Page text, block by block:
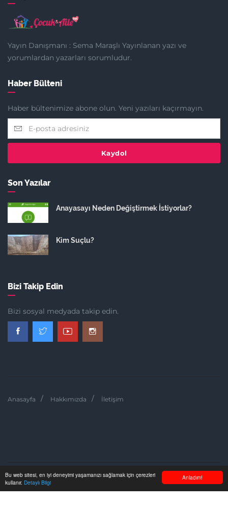
Anladım!
Bu web sitesi, en iyi deneyimi yaşamanızı sağlamak için çerezleri
kullanır. Detaylı Bilgi
Yayın Danışmanı : Sema Maraşlı Yayınlanan yazı ve
yorumlardan yazarları sorumludur.
Haber Bülteni
Haber bültenimize abone olun. Yeni yazıları kaçırmayın.
Kaydol
Son Yazılar
Anayasayı Neden Değiştirmek İstiyorlar?
Kim Suçlu?
Bizi Takip Edin
Bizi sosyal medyada takip edin.
Anasayfa Hakkımızda İletişim
ÇOCUK & AILE © 2014-2026